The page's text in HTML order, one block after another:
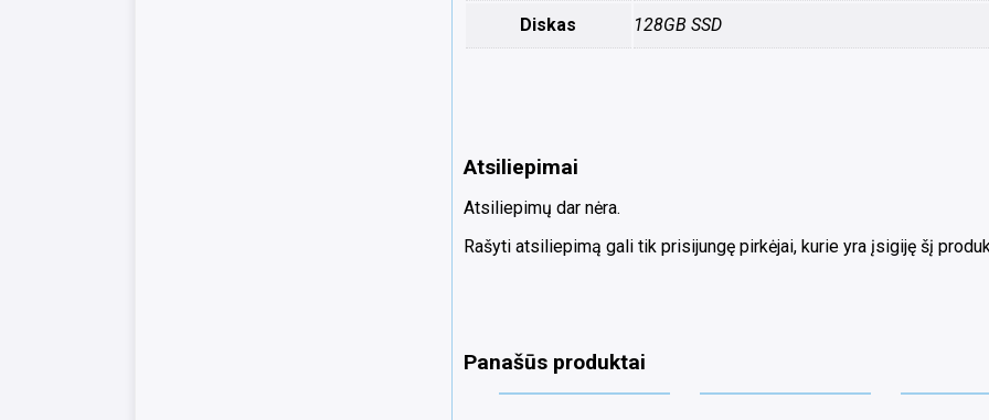
Diskas 128GB SSD
Atsiliepimai
Atsiliepimų dar nėra.
Rašyti atsiliepimą gali tik prisijungę pirkėjai, kurie yra įsigiję šį
Panašūs produktai